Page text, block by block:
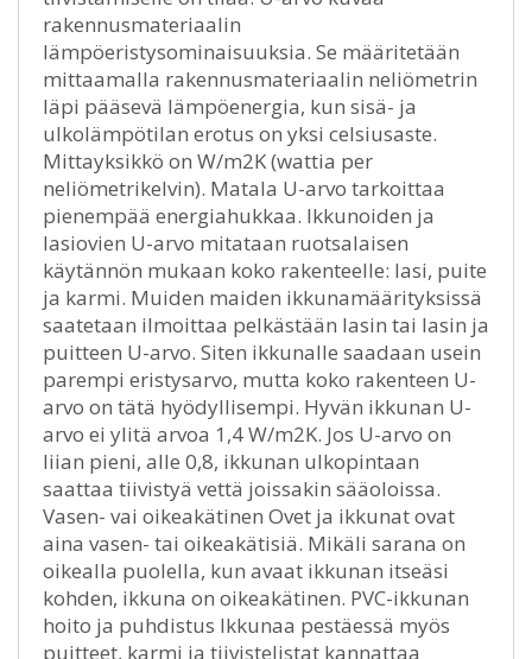
rakennusmateriaalin
lämpöeristysominaisuuksia. Se määritetään
mittaamalla rakennusmateriaalin neliömetrin
läpi pääsevä lämpöenergia, kun sisä- ja
ulkolämpötilan erotus on yksi celsiusaste.
Mittayksikkö on W/m2K (wattia per
neliömetrikelvin). Matala U-arvo tarkoittaa
pienempää energiahukkaa. Ikkunoiden ja
lasiovien U-arvo mitataan ruotsalaisen
käytännön mukaan koko rakenteelle: lasi, puite
ja karmi. Muiden maiden ikkunamäärityksissä
saatetaan ilmoittaa pelkästään lasin tai lasin ja
puitteen U-arvo. Siten ikkunalle saadaan usein
parempi eristysarvo, mutta koko rakenteen U-
arvo on tätä hyödyllisempi. Hyvän ikkunan U-
arvo ei ylitä arvoa 1,4 W/m2K. Jos U-arvo on
liian pieni, alle 0,8, ikkunan ulkopintaan
saattaa tiivistyä vettä joissakin sääoloissa.
Vasen- vai oikeakätinen Ovet ja ikkunat ovat
aina vasen- tai oikeakätisiä. Mikäli sarana on
oikealla puolella, kun avaat ikkunan itseäsi
kohden, ikkuna on oikeakätinen. PVC-ikkunan
hoito ja puhdistus Ikkunaa pestäessä myös
puitteet, karmi ja tiivistelistat kannattaa